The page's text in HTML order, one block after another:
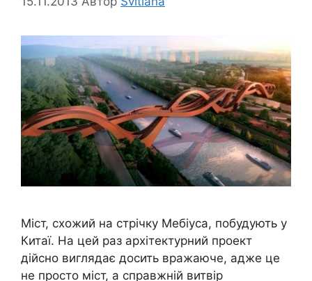
Міст, схожий на стрічку Мебіуса, побудують у
Китаї. На цей раз архітектурний проект
дійсно виглядає досить вражаюче, адже це
не просто міст, а справжній витвір